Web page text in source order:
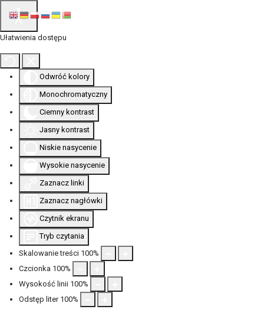
Ułatwienia dostępu
Odwróć kolory
Monochromatyczny
Ciemny kontrast
Jasny kontrast
Niskie nasycenie
Wysokie nasycenie
Zaznacz linki
Zaznacz nagłówki
Czytnik ekranu
Tryb czytania
Skalowanie treści 100%
Czcionka 100%
Wysokość linii 100%
Odstęp liter 100%